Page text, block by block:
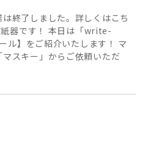
終了しました。詳しくはこち
器です！ 本日は「write-
ル】をご紹介いたします！ マ
スキー」からご依頼いただ